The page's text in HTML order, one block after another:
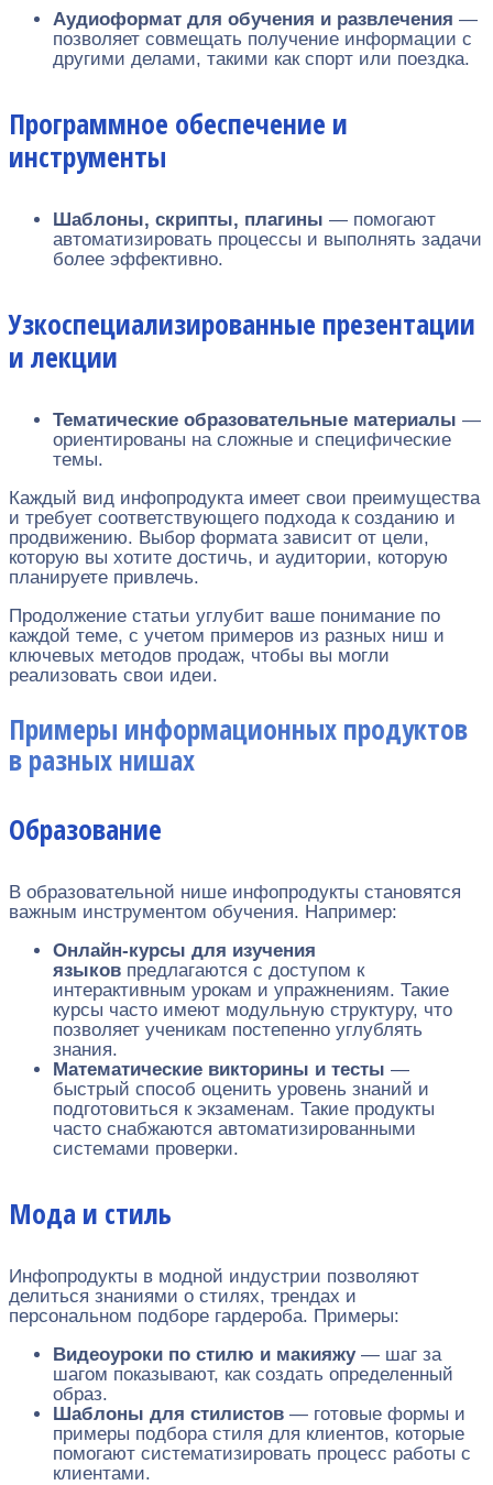
Аудиоформат для обучения и развлечения —
позволяет совмещать получение информации с
другими делами, такими как спорт или поездка.
Программное обеспечение и
инструменты
Шаблоны, скрипты, плагины — помогают
автоматизировать процессы и выполнять задачи
более эффективно.
Узкоспециализированные презентации
и лекции
Тематические образовательные материалы —
ориентированы на сложные и специфические
темы.
Каждый вид инфопродукта имеет свои преимущества
и требует соответствующего подхода к созданию и
продвижению. Выбор формата зависит от цели,
которую вы хотите достичь, и аудитории, которую
планируете привлечь.
Продолжение статьи углубит ваше понимание по
каждой теме, с учетом примеров из разных ниш и
ключевых методов продаж, чтобы вы могли
реализовать свои идеи.
Примеры информационных продуктов
в разных нишах
Образование
В образовательной нише инфопродукты становятся
важным инструментом обучения. Например:
Онлайн-курсы для изучения
языков предлагаются с доступом к
интерактивным урокам и упражнениям. Такие
курсы часто имеют модульную структуру, что
позволяет ученикам постепенно углублять
знания.
Математические викторины и тесты —
быстрый способ оценить уровень знаний и
подготовиться к экзаменам. Такие продукты
часто снабжаются автоматизированными
системами проверки.
Мода и стиль
Инфопродукты в модной индустрии позволяют
делиться знаниями о стилях, трендах и
персональном подборе гардероба. Примеры:
Видеоуроки по стилю и макияжу— шаг за
шагом показывают, как создать определенный
образ.
Шаблоны для стилистов — готовые формы и
примеры подбора стиля для клиентов, которые
помогают систематизировать процесс работы с
клиентами.